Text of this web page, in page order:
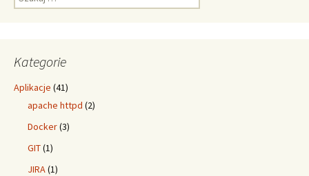
Kategorie
Aplikacje (41)
apache httpd (2)
Docker(3)
GIT(1)
JIRA(1)